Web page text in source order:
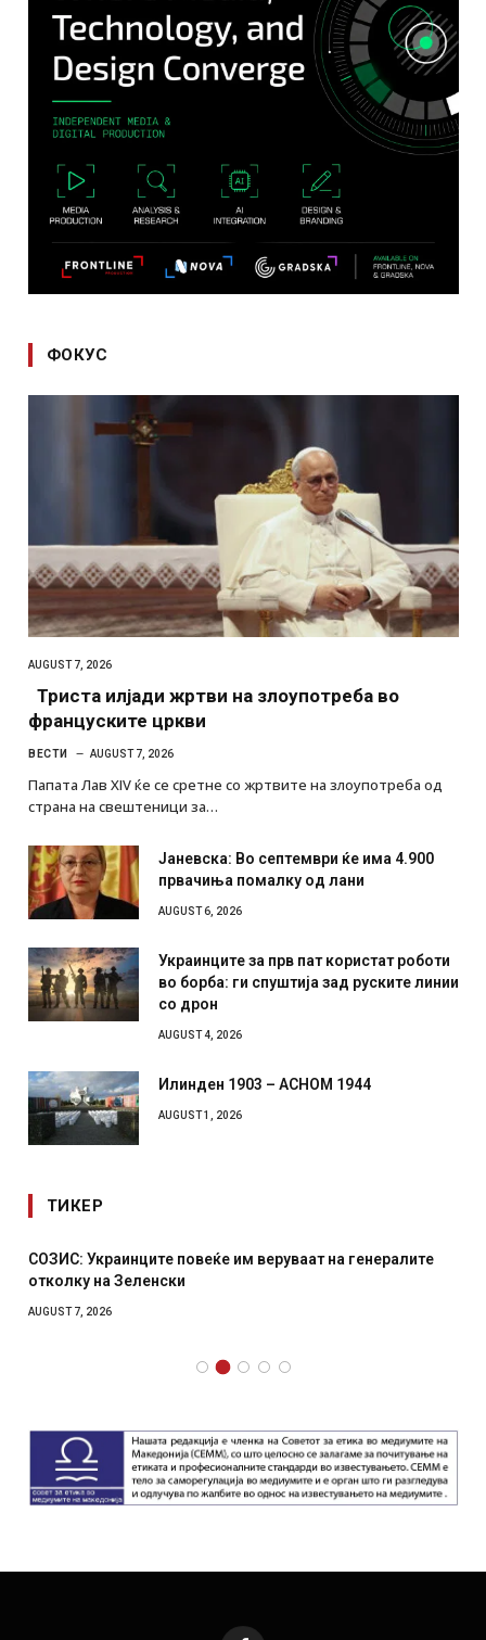
ФОКУС
AUGUST 7, 2026
Триста илјади жртви на злоупотреба во
француските цркви
ВЕСТИ AUGUST 7, 2026
Папата Лав XIV ќе се сретне со жртвите на злоупотреба од
страна на свештеници за…
Јаневска: Во септември ќе има 4.900
првачиња помалку од лани
AUGUST 6, 2026
Украинците за прв пат користат роботи
во борба: ги спуштија зад руските линии
со дрон
AUGUST 4, 2026
Илинден 1903 – АСНОМ 1944
AUGUST 1, 2026
ТИКЕР
СОЗИС: Украинците повеќе им веруваат на генералите
отколку на Зеленски
AUGUST 7, 2026